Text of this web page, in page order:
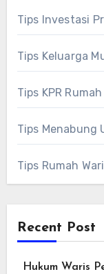
Tips Investasi
Tips Keluarga
Tips KPR Rumah
Tips Menabung
Tips Rumah
Recent Post
Hukum Waris